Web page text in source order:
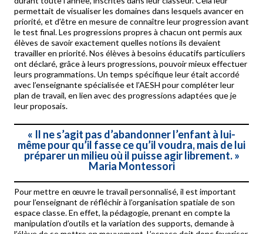
permettait de visualiser les domaines dans lesquels avancer en
priorité, et d’être en mesure de connaître leur progression avant
le test final. Les progressions propres à chacun ont permis aux
élèves de savoir exactement quelles notions ils devaient
travailler en priorité. Nos élèves à besoins éducatifs particuliers
ont déclaré, grâce à leurs progressions, pouvoir mieux effectuer
leurs programmations. Un temps spécifique leur était accordé
avec l’enseignante spécialisée et l’AESH pour compléter leur
plan de travail, en lien avec des progressions adaptées que je
leur proposais.
« Il ne s’agit pas d’abandonner l’enfant à lui-
même pour qu’il fasse ce qu’il voudra, mais de lui
préparer un milieu où il puisse agir librement. »
Maria Montessori
Pour mettre en œuvre le travail personnalisé, il est important
pour l’enseignant de réfléchir à l’organisation spatiale de son
espace classe. En effet, la pédagogie, prenant en compte la
manipulation d’outils et la variation des supports, demande à